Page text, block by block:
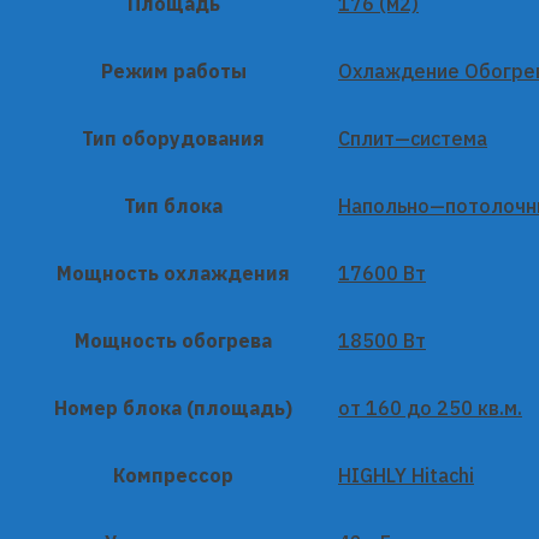
Режим работы Охлаждение
Тип оборудования Сплит—система
Тип блока
Мощность охлаждения 17600 Вт
Мощность обогрева 18500 Вт
Номер блока (площадь) от 160 до 250 кв.м.
Компрессор HIGHLY Hitachi